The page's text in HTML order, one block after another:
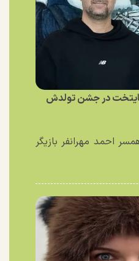
در جشن تولدش
احمد مهرانفر بازیگر